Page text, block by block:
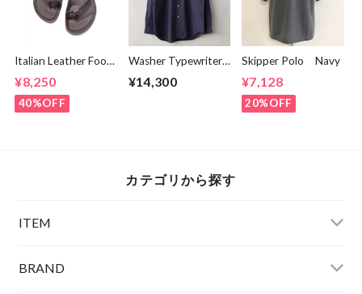
Italian Leather Foot
Sandal Green /
Dark Brown
¥8,250
40%OFF
Washer Typewriter
Collar Shirt Mid
¥14,300
Skipper Polo Navy
¥7,128
20%OFF
カテゴリから探す
ITEM
BRAND